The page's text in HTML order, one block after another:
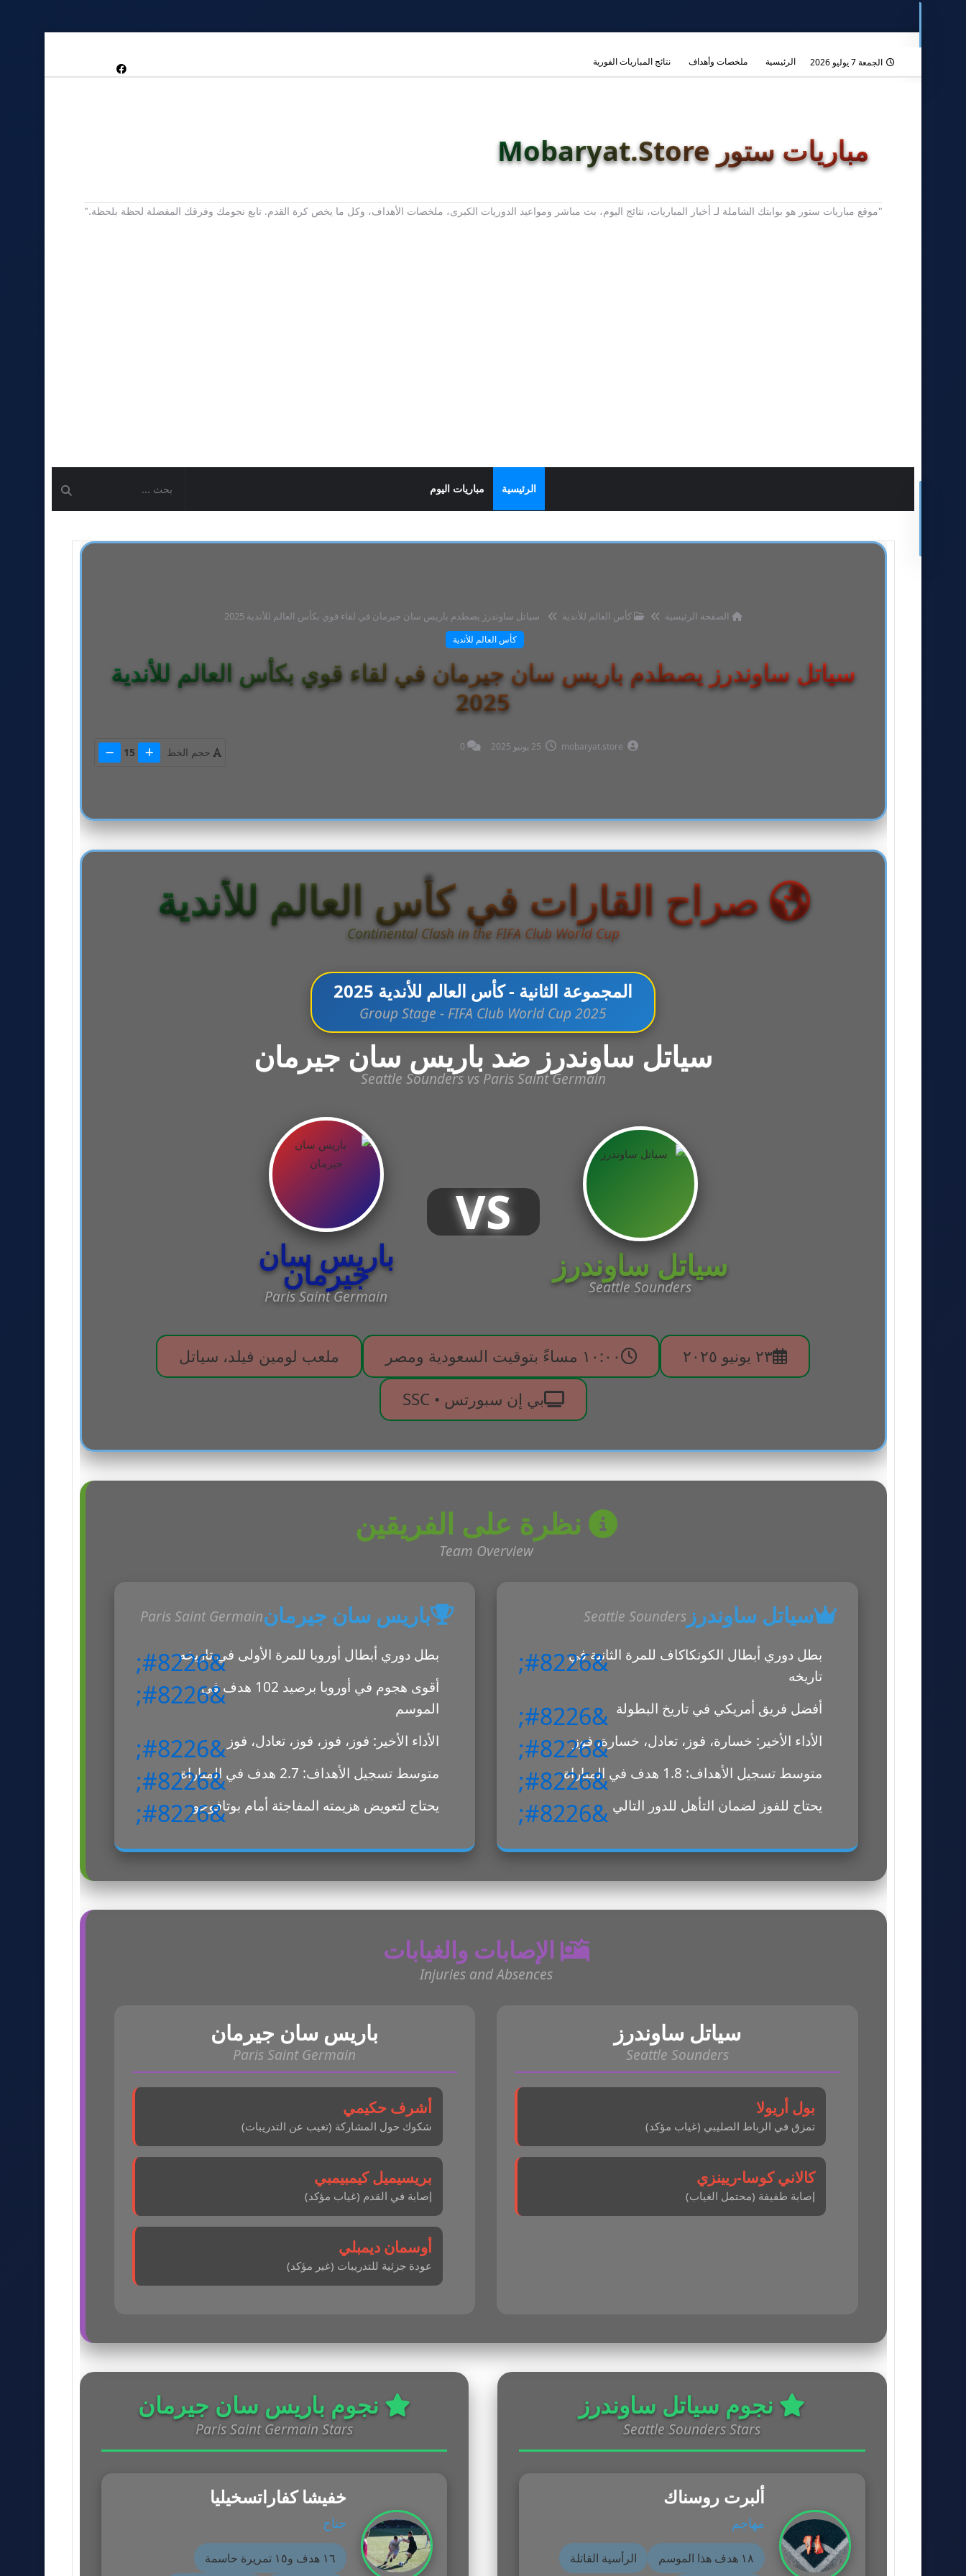
الجمعة 7 يوليو 2026 الرئيسية ملخصات وأهداف نتائج المباريات الفورية
مباريات ستور Mobaryat.Store
"موقع مباريات ستور هو بوابتك الشاملة لـ أخبار المباريات، نتائج اليوم، بث مباشر ومواعيد الدوريات الكبرى، ملخصات الأهداف، وكل ما يخص كرة القدم. تابع نجومك وفرقك المفضلة لحظة بلحظة."
الرئيسية مباريات اليوم
الصفحة الرئيسية كأس العالم للأندية سياتل ساوندرز يصطدم باريس سان جيرمان في لقاء قوي بكأس العالم للأندية 2025
كأس العالم للأندية
سياتل ساوندرز يصطدم باريس سان جيرمان في لقاء قوي بكأس العالم للأندية
2025
mobaryat.store
0 حجم الخط 15
صراح القارات في كأس العالم للأندية
Continental Clash in the FIFA Club World Cup
المجموعة الثانية - كأس العالم للأندية 2025
Group Stage - FIFA Club World Cup 2025
سياتل ساوندرز ضد باريس سان جيرمان
Seattle Sounders vs Paris Saint Germain
سياتل ساوندرز
Seattle Sounders
VS
باريس سان
جيرمان
Paris Saint Germain
٢٣ يونيو ٢٠٢٥ ١٠:٠٠ مساءً بتوقيت السعودية ومصر
ملعب لومين فيلد، سياتل
بي إن سبورتس • SSC
نظرة على الفريقين
Team Overview
سياتل ساوندرزSeattle Sounders
بطل دوري أبطال الكونكاكاف للمرة الثانية في
تاريخه
أفضل فريق أمريكي في تاريخ البطولة
الأداء الأخير: خسارة، فوز، تعادل، خسارة، فوز
متوسط تسجيل الأهداف: 1.8 هدف في المباراة
يحتاج للفوز لضمان التأهل للدور التالي
باريس سان جيرمانParis Saint Germain
بطل دوري أبطال أوروبا للمرة الأولى في تاريخه
أقوى هجوم في أوروبا برصيد 102 هدف في
الموسم
الأداء الأخير: فوز، فوز، فوز، تعادل، فوز
متوسط تسجيل الأهداف: 2.7 هدف في المباراة
يحتاج لتعويض هزيمته المفاجئة أمام بوتافوجو
الإصابات والغيابات
Injuries and Absences
سياتل ساوندرز
Seattle Sounders
بول أريولا
تمزق في الرباط الصليبي (غياب مؤكد)
كالاني كوسا-ريينزي
إصابة طفيفة (محتمل الغياب)
باريس سان جيرمان
Paris Saint Germain
أشرف حكيمي
شكوك حول المشاركة (تغيب عن التدريبات)
بريسيميل كيمبيمبي
إصابة في القدم (غياب مؤكد)
أوسمان ديمبلي
عودة جزئية للتدريبات (غير مؤكد)
نجوم سياتل ساوندرز
Seattle Sounders Stars
ألبرت روسناك
مهاجم
١٨ هدف هذا الموسم الرأسية القاتلة
نجوم باريس سان جيرمان
Paris Saint Germain Stars
خفيشا كفاراتسخيليا
جناح
١٦ هدف و١٥ تمريرة حاسمة